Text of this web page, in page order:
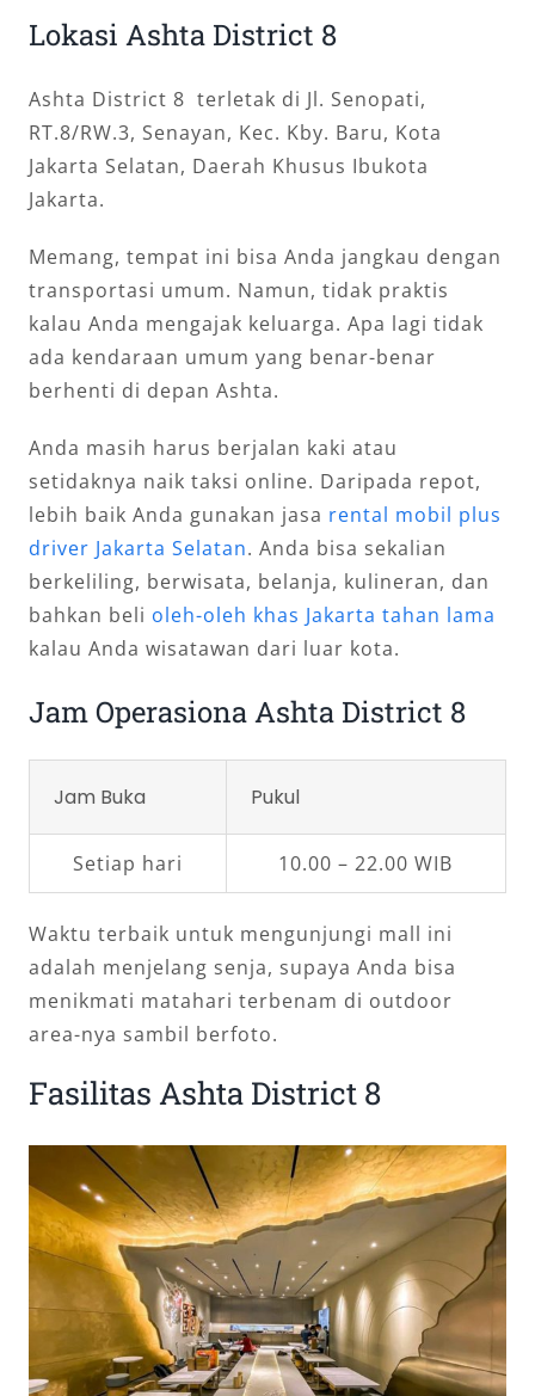
Lokasi Ashta District 8
Ashta District 8 terletak di Jl. Senopati,
RT.8/RW.3, Senayan, Kec. Kby. Baru, Kota
Jakarta Selatan, Daerah Khusus Ibukota
Jakarta.
Memang, tempat ini bisa Anda jangkau dengan
transportasi umum. Namun, tidak praktis
kalau Anda mengajak keluarga. Apa lagi tidak
ada kendaraan umum yang benar-benar
berhenti di depan Ashta.
Anda masih harus berjalan kaki atau
setidaknya naik taksi online. Daripada repot,
lebih baik Anda gunakan jasa rental mobil plus
driver Jakarta Selatan. Anda bisa sekalian
berkeliling, berwisata, belanja, kulineran, dan
bahkan beli oleh-oleh khas Jakarta tahan lama
kalau Anda wisatawan dari luar kota.
Jam Operasiona Ashta District 8
Jam Buka Pukul
Setiap hari 10.00 – 22.00 WIB
Waktu terbaik untuk mengunjungi mall ini
adalah menjelang senja, supaya Anda bisa
menikmati matahari terbenam di outdoor
area-nya sambil berfoto.
Fasilitas Ashta District 8